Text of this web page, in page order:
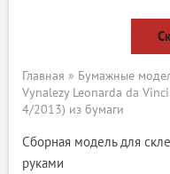
Главная » Бумажные
Vynalezy Leonarda da
4/2013) из бумаги
Сборная модель для
руками